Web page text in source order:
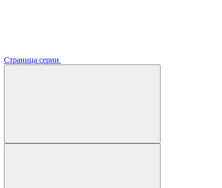
Страница серии